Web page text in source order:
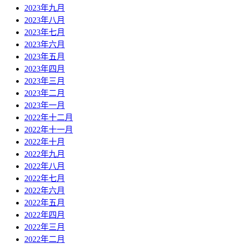
2023年九月
2023年八月
2023年七月
2023年六月
2023年五月
2023年四月
2023年三月
2023年二月
2023年一月
2022年十二月
2022年十一月
2022年十月
2022年九月
2022年八月
2022年七月
2022年六月
2022年五月
2022年四月
2022年三月
2022年二月